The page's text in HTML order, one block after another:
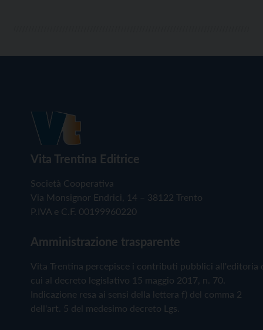
Vita Trentina Editrice
Società Cooperativa
Via Monsignor Endrici, 14 – 38122 Trento
P.IVA e C.F. 00199960220
Amministrazione trasparente
Vita Trentina percepisce i contributi pubblici all'editoria
cui al decreto legislativo 15 maggio 2017, n. 70.
Indicazione resa ai sensi della lettera f) del comma 2
dell'art. 5 del medesimo decreto Lgs.